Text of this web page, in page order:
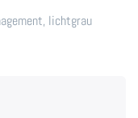
lichtgrau